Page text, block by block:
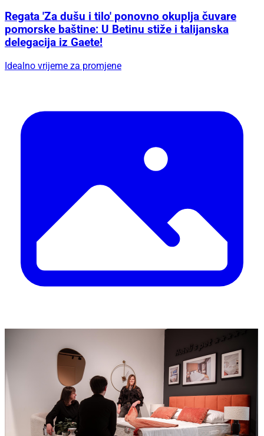
Regata 'Za dušu i tilo' ponovno okuplja čuvare
pomorske baštine: U Betinu stiže i talijanska
delegacija iz Gaete!
Idealno vrijeme za promjene